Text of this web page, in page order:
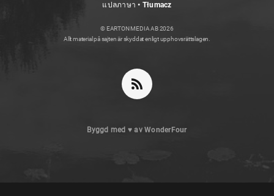
แปลภาษา • Tłumacz
© EARTON MEDIA AB 2026
Allt material på sajten är skyddat enligt upphovsrättslagen.
Byggd med ♥ avWonderFour